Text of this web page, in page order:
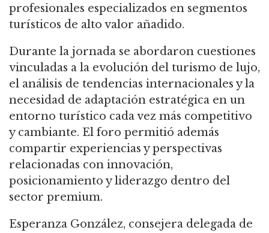
profesionales especializados en segmentos
turísticos de alto valor añadido.
Durante la jornada se abordaron cuestiones
vinculadas a la evolución del turismo de lujo,
el análisis de tendencias internacionales y la
necesidad de adaptación estratégica en un
entorno turístico cada vez más competitivo
y cambiante. El foro permitió además
compartir experiencias y perspectivas
relacionadas con innovación,
posicionamiento y liderazgo dentro del
sector premium.
Esperanza González, consejera delegada de